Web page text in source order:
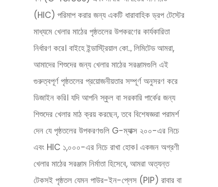
(HIC) পরিমাপ করার জন্য একটি ধারাবাহিক ড্রপ টেস্টের
মাধ্যমে খেলার মাঠের পৃষ্ঠতলের উপকরণের কার্যকারিতা
নির্ধারণ করে। বাইহে ইন্ডাস্ট্রিয়াল কো., লিমিটেড আমরা,
আমাদের শিশুদের জন্য খেলার মাঠের সরঞ্জামগুলি এই
গুরুত্বপূর্ণ পৃষ্ঠতলের প্রয়োজনীয়তার সম্পূর্ণ অনুসরণ করে
ডিজাইন করি। যদি আপনি স্কুল বা সরকারি পার্কের জন্য
শিশুদের খেলার মাঠ ক্রয় করছেন, তবে বিশেষজ্ঞরা পরামর্শ
দেন যে পৃষ্ঠতলের উপকরণগুলি G-ম্যাক্স ২০০-এর নিচে
এবং HIC ১,০০০-এর নিচে রাখা হোক। একজন অগ্রণী
খেলার মাঠের সরঞ্জাম নির্মাতা হিসেবে, আমরা অত্যন্ত
টেকসই পৃষ্ঠতল যেমন পাউর-ইন-প্লেস (PIP) রাবার বা